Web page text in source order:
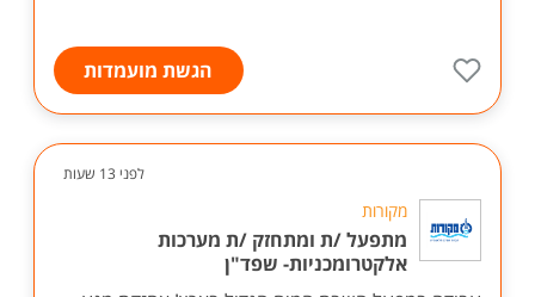
הגשת מועמדות
לפני 13 שעות
מקורות
מתפעל /ת ומתחזק /ת מערכות
אלקטרומכניות- שפד"ן